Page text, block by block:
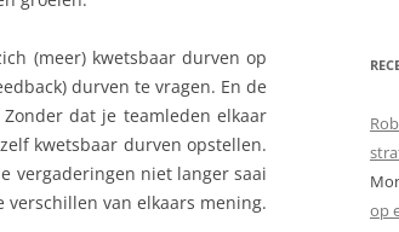
(meer) kwetsbaar durven op
durven te vragen. En de
dat je teamleden elkaar
kwetsbaar durven opstellen.
vergaderingen niet langer saai
van elkaars mening.
op